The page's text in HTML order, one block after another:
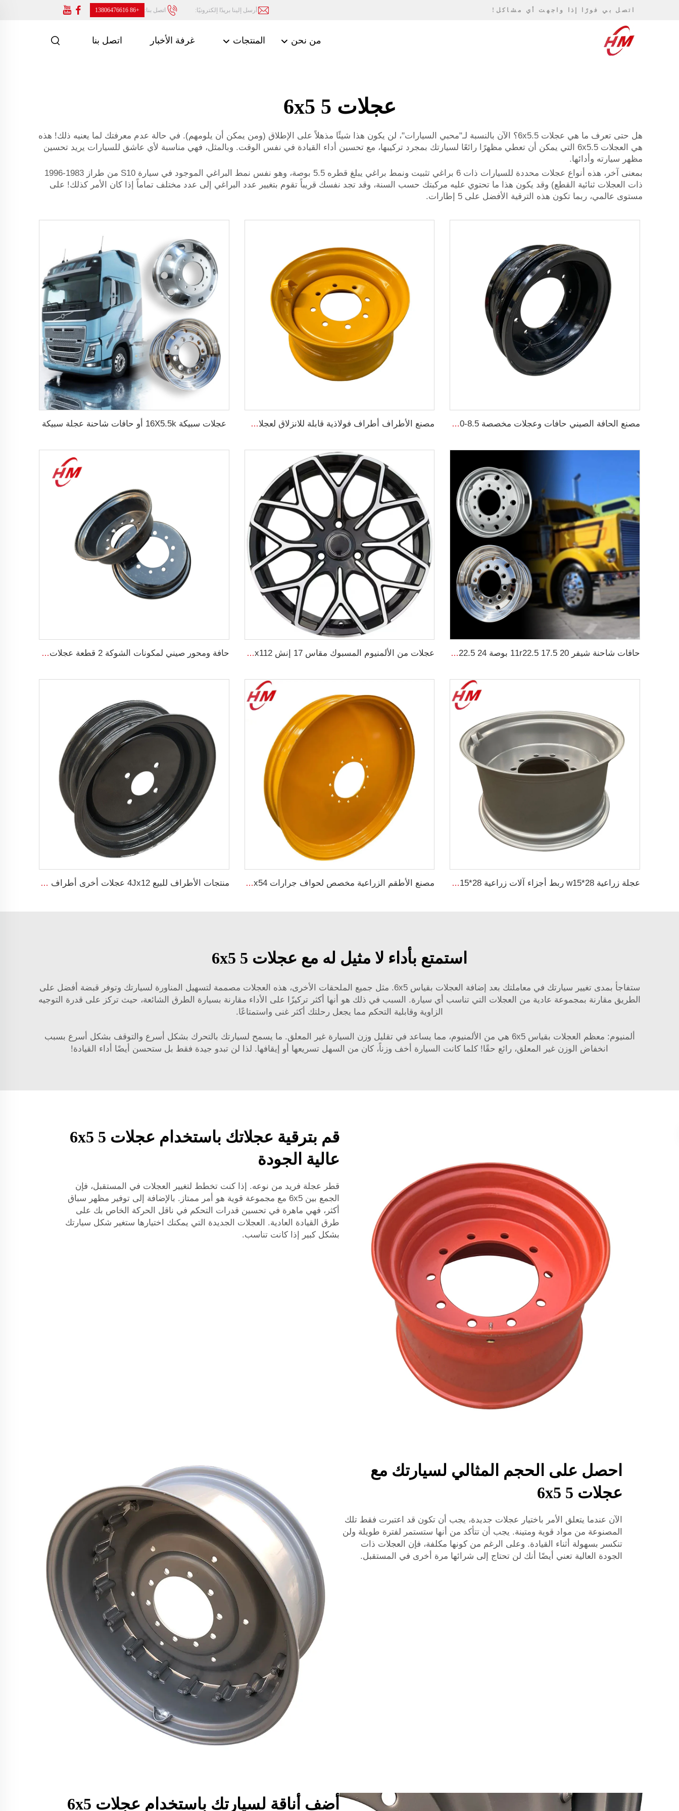
اتصل بي فورًا إذا واجهت أي مشاكل! أرسل إلينا بريدًا إلكترونيًا: اتصل بنا: +86 13806476616
من نحن المنتجات غرفة الأخبار اتصل بنا
عجلات 6x5 5
هل حتى تعرف ما هي عجلات 6x5.5؟ الآن بالنسبة لـ"محبي السيارات"، لن يكون هذا شيئًا مذهلاً على الإطلاق (ومن يمكن أن يلومهم). في حالة عدم معرفتك لما يعنيه ذلك! هذه
هي العجلات 6x5.5 التي يمكن أن تعطي مظهرًا رائعًا لسيارتك بمجرد تركيبها، مع تحسين أداء القيادة في نفس الوقت. وبالمثل، فهي مناسبة لأي عاشق للسيارات يريد تحسين
مظهر سيارته وأدائها.
بمعنى آخر، هذه أنواع عجلات محددة للسيارات ذات 6 براغي تثبيت ونمط براغي يبلغ قطره 5.5 بوصة، وهو نفس نمط البراغي الموجود في سيارة S10 من طراز 1983-1996
ذات العجلات ثنائية القطع) وقد يكون هذا ما تحتوي عليه مركبتك حسب السنة، وقد تجد نفسك قريباً تقوم بتغيير عدد البراغي إلى عدد مختلف تماماً إذا كان الأمر كذلك! على
مستوى عالمي، ربما تكون هذه الترقية الأفضل على 5 إطارات.
مصنع الحافة الصيني حافات وعجلات مخصصة 8.5-20 حافات فولاذية للشاحنات إطارات شاحنة 1200-20 مصنع الأطراف أطراف فولاذية قابلة للانزلاق لعجلات الحمالات الحجم 8.25 x 16.5 أطراف فولاذية مخصصة بـ 8 فتحات إطارات الحجم 10-16.5 عجلات سبيكة 16X5.5k أو حافات شاحنة عجلة سبيكة
حافات شاحنة شيفر 11r22.5 17.5 20 بوصة 24 22.5 4x4 أسود و كروم لشاحنات عجلات من الألمنيوم المسبوك مقاس 17 إنش 5x112 لعجلات السيارات مقاس 195/40R17 و205/40R17 لإطارات السيارات حافة ومحور صيني لمكونات الشوكة 2 قطعة عجلات 5.00F-10 للعجلات الحجم 650-10 لاطارات شاحنة الشوكة
عجلة زراعية w15*28 ربط أجزاء آلات زراعية w15*28 حلقات فولاذية للإطارات الزراعية 16.9-28 مصنع الأطقم الزراعية مخصص لحواف جرارات W10x54 مقاس 10*54 ومتوافق مع إطارات 12.4-54 منتجات الأطراف للبيع 4Jx12 عجلات أخرى أطراف شاحنة مقطورة زراعية 145/70R12 إطارات زراعية
استمتع بأداء لا مثيل له مع عجلات 6x5 5
ستفاجأ بمدى تغيير سيارتك في معاملتك بعد إضافة العجلات بقياس 6x5. مثل جميع الملحقات الأخرى، هذه العجلات مصممة لتسهيل المناورة لسيارتك وتوفر قبضة أفضل على
الطريق مقارنة بمجموعة عادية من العجلات التي تناسب أي سيارة. السبب في ذلك هو أنها أكثر تركيزًا على الأداء مقارنة بسيارة الطرق الشائعة، حيث تركز على قدرة التوجيه
الزاوية وقابلية التحكم مما يجعل رحلتك أكثر غنى واستمتاعًا.
ألمنيوم: معظم العجلات بقياس 6x5 هي من الألمنيوم، مما يساعد في تقليل وزن السيارة غير المعلق. ما يسمح لسيارتك بالتحرك بشكل أسرع والتوقف بشكل أسرع بسبب
انخفاض الوزن غير المعلق، رائع حقًا! كلما كانت السيارة أخف وزناً، كان من السهل تسريعها أو إيقافها. لذا لن تبدو جيدة فقط بل ستحسن أيضًا أداء القيادة!
قم بترقية عجلاتك باستخدام عجلات 6x5 5
عالية الجودة
قطر عجلة فريد من نوعه. إذا كنت تخطط لتغيير العجلات في المستقبل، فإن
الجمع بين 6x5 مع مجموعة قوية هو أمر ممتاز. بالإضافة إلى توفير مظهر سباق
أكثر، فهي ماهرة في تحسين قدرات التحكم في ناقل الحركة الخاص بك على
طرق القيادة العادية. العجلات الجديدة التي يمكنك اختيارها ستغير شكل سيارتك
بشكل كبير إذا كانت تناسب.
احصل على الحجم المثالي لسيارتك مع
عجلات 6x5 5
الآن عندما يتعلق الأمر باختيار عجلات جديدة، يجب أن تكون قد اعتبرت فقط تلك
المصنوعة من مواد قوية ومتينة. يجب أن تتأكد من أنها ستستمر لفترة طويلة ولن
تنكسر بسهولة أثناء القيادة. وعلى الرغم من كونها مكلفة، فإن العجلات ذات
الجودة العالية تعني أيضًا أنك لن تحتاج إلى شرائها مرة أخرى في المستقبل.
أضف أناقة لسيارتك باستخدام عجلات 6x5